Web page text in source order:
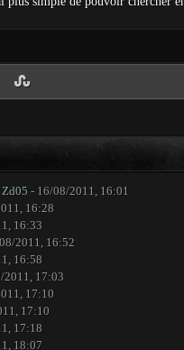
Zd05 - 16/08/2011, 16:01
16:28
16:33
2011, 16:52
16:58
17:03
17:10
17:10
17:18
18:07